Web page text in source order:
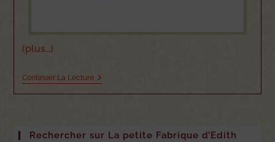
(plus…)
Continuer La Lecture
Rechercher sur La petite Fabrique d’Edith